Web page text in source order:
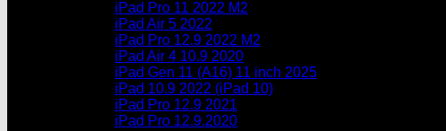
iPad Pro 11 2022 M2
iPad Air 5 2022
iPad Pro 12.9 2022 M2
iPad Air 4 10.9 2020
iPad Gen 11 (A16) 11 inch 2025
iPad 10.9 2022 (iPad 10)
iPad Pro 12.9 2021
iPad Pro 12.9.2020